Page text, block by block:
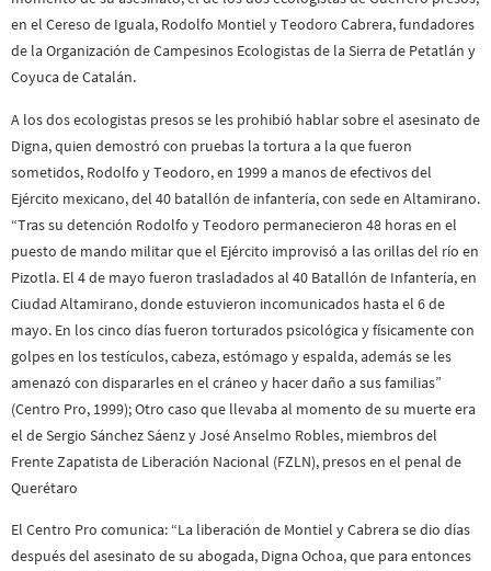
en el Cereso de Iguala, Rodolfo Montiel y Teodoro Cabrera, fundadores
de la Organización de Campesinos Ecologistas de la Sierra de Petatlán y
Coyuca de Catalán.
A los dos ecologistas presos se les prohibió hablar sobre el asesinato de
Digna, quien demostró con pruebas la tortura a la que fueron
sometidos, Rodolfo y Teodoro, en 1999 a manos de efectivos del
Ejército mexicano, del 40 batallón de infantería, con sede en Altamirano.
“Tras su detención Rodolfo y Teodoro permanecieron 48 horas en el
puesto de mando militar que el Ejército improvisó a las orillas del río en
Pizotla. El 4 de mayo fueron trasladados al 40 Batallón de Infantería, en
Ciudad Altamirano, donde estuvieron incomunicados hasta el 6 de
mayo. En los cinco días fueron torturados psicológica y físicamente con
golpes en los testículos, cabeza, estómago y espalda, además se les
amenazó con dispararles en el cráneo y hacer daño a sus familias”
(Centro Pro, 1999); Otro caso que llevaba al momento de su muerte era
el de Sergio Sánchez Sáenz y José Anselmo Robles, miembros del
Frente Zapatista de Liberación Nacional (FZLN), presos en el penal de
Querétaro
El Centro Pro comunica: “La liberación de Montiel y Cabrera se dio días
después del asesinato de su abogada, Digna Ochoa, que para entonces